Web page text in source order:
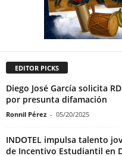
EDITOR PICKS
Diego José García solicita
por presunta difamación
Ronnil Pérez - 05/20/2025
INDOTEL impulsa talento
de Incentivo Estudiantil en